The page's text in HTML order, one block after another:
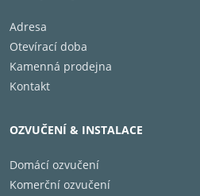
Adresa
Otevírací doba
Kamenná prodejna
Kontakt
OZVUČENÍ & INSTALACE
Domácí ozvučení
Komerční ozvučení